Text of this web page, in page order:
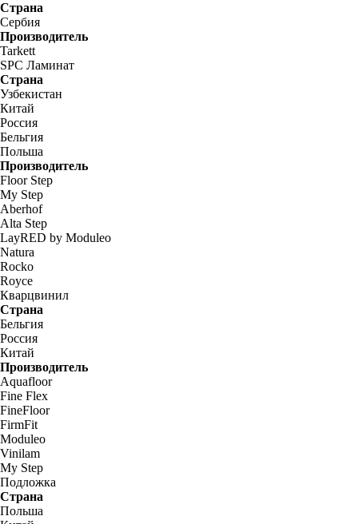
Страна
Сербия
Производитель
Tarkett
SPC Ламинат
Страна
Узбекистан
Китай
Россия
Бельгия
Польша
Производитель
Floor Step
My Step
Aberhof
Alta Step
LayRED by Moduleo
Natura
Rocko
Royce
Кварцвинил
Страна
Бельгия
Россия
Китай
Производитель
Aquafloor
Fine Flex
FineFloor
FirmFit
Moduleo
Vinilam
My Step
Подложка
Страна
Польша